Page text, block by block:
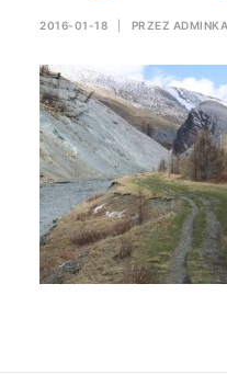
2016-01-18 PRZEZ ADMINKA